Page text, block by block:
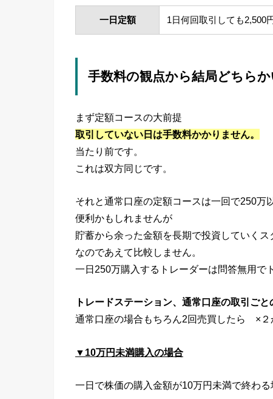
一日定額 1日何回取引しても2,500
手数料の観点から結局どちら
まず定額コースの大前提
取引していない日は手数料かかりません。
当たり前です。
これは双方同じです。
それと通常口座の定額コースは一回で250万
便利かもしれませんが
貯蓄から余った金額を長期で投資していくス
なのであえて比較しません。
一日250万購入するトレーダーは問答無用で
トレードステーション、通常口座の取引ご
通常口座の場合もちろん2回売買したら ×２
▼10万円未満購入の場合
一日で株価の購入金額が10万円未満で終わる